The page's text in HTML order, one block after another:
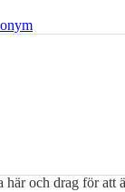
här och drag för att